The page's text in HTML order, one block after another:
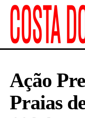
Ação
Praias